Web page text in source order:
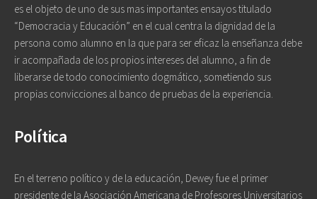
es el objeto de uno de sus mas importantes ensayos titulado
“Democracia y Educación” en el cual centra la dignidad de la
persona como alumno en la que para ser eficaz la enseñanza debe
ir acompañada de los propios intereses del alumno, a fin de
liberarse de todo conocimiento dogmático, sometiendo sus
propias convicciones al banco de pruebas de la experiencia.
Política
En el terreno político y de la educación, Dewey fue el primer
presidente de la Asociación Americana de Profesores Universitarios